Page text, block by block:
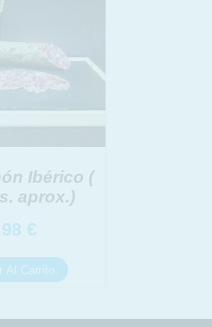
Ibérico (
aprox.)
€